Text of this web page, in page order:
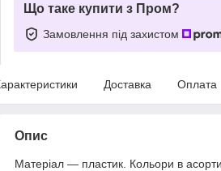
Що таке купити з Пром?
Замовлення під захистом
Доставка Оплата
Опис
Матеріал — пластик. Кольори в